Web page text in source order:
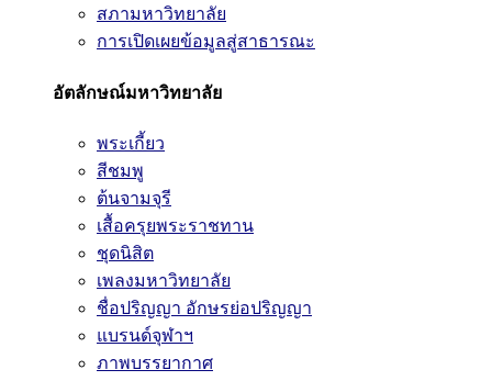
สภามหาวิทยาลัย
การเปิดเผยข้อมูลสู่สาธารณะ
อัตลักษณ์มหาวิทยาลัย
พระเกี้ยว
สีชมพู
ต้นจามจุรี
เสื้อครุยพระราชทาน
ชุดนิสิต
เพลงมหาวิทยาลัย
ชื่อปริญญา อักษรย่อปริญญา
แบรนด์จุฬาฯ
ภาพบรรยากาศ